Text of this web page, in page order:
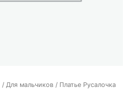
/ Для мальчиков / Платье Русалочка